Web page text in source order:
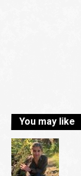
You may like